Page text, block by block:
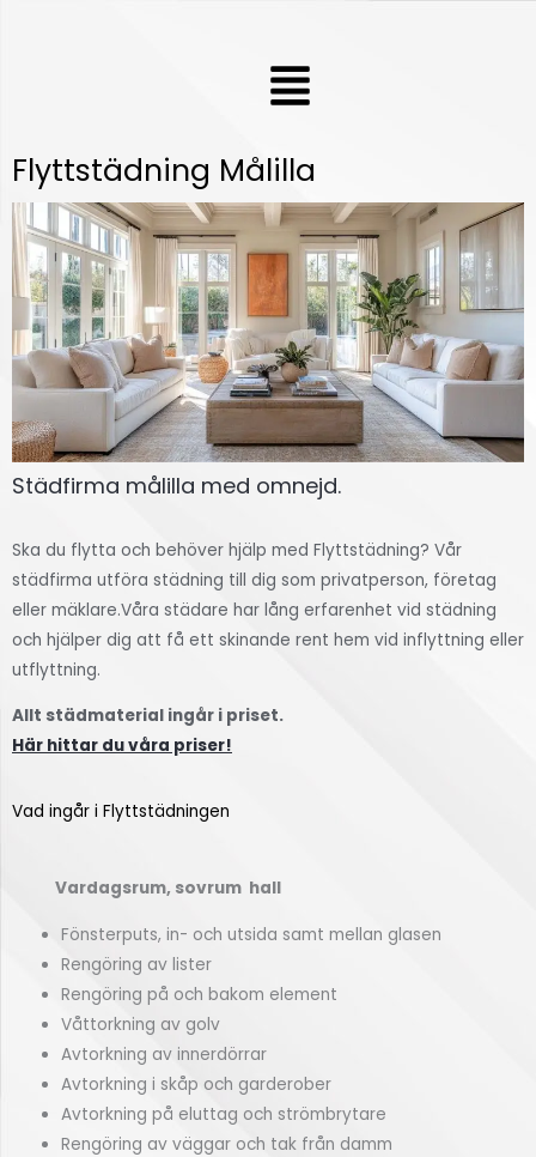
Meny
Flyttstädning Målilla
Städfirma målilla med omnejd.
Ska du flytta och behöver hjälp med Flyttstädning? Vår
städfirma utföra städning till dig som privatperson, företag
eller mäklare.Våra städare har lång erfarenhet vid städning
och hjälper dig att få ett skinande rent hem vid inflyttning eller
utflyttning.
Allt städmaterial ingår i priset.
Här hittar du våra priser!
Vad ingår i Flyttstädningen
Vardagsrum, sovrum hall
Fönsterputs, in- och utsida samt mellan glasen
Rengöring av lister
Rengöring på och bakom element
Våttorkning av golv
Avtorkning av innerdörrar
Avtorkning i skåp och garderober
Avtorkning på eluttag och strömbrytare
Rengöring av väggar och tak från damm